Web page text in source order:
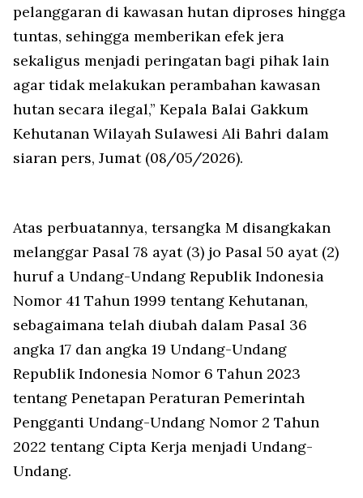
pelanggaran di kawasan hutan diproses hingga
tuntas, sehingga memberikan efek jera
sekaligus menjadi peringatan bagi pihak lain
agar tidak melakukan perambahan kawasan
hutan secara ilegal,” Kepala Balai Gakkum
Kehutanan Wilayah Sulawesi Ali Bahri dalam
siaran pers, Jumat (08/05/2026).
Atas perbuatannya, tersangka M disangkakan
melanggar Pasal 78 ayat (3) jo Pasal 50 ayat (2)
huruf a Undang-Undang Republik Indonesia
Nomor 41 Tahun 1999 tentang Kehutanan,
sebagaimana telah diubah dalam Pasal 36
angka 17 dan angka 19 Undang-Undang
Republik Indonesia Nomor 6 Tahun 2023
tentang Penetapan Peraturan Pemerintah
Pengganti Undang-Undang Nomor 2 Tahun
2022 tentang Cipta Kerja menjadi Undang-
Undang.